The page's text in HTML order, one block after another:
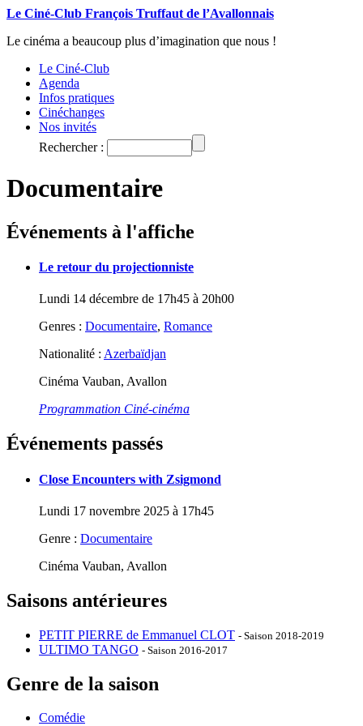
Le Ciné-Club François Truffaut de l’Avallonnais
Le cinéma a beaucoup plus d’imagination que nous !
Le Ciné-Club
Agenda
Infos pratiques
Cinéchanges
Nos invités
Rechercher :
Documentaire
Événements à l'affiche
Le retour du projectionniste
Lundi 14 décembre de 17h45 à 20h00
Genres : Documentaire, Romance
Nationalité : Azerbaïdjan
Cinéma Vauban, Avallon
Programmation Ciné-cinéma
Événements passés
Close Encounters with Zsigmond
Lundi 17 novembre 2025 à 17h45
Genre : Documentaire
Cinéma Vauban, Avallon
Saisons antérieures
PETIT PIERRE de Emmanuel CLOT - Saison 2018-2019
ULTIMO TANGO - Saison 2016-2017
Genre de la saison
Comédie